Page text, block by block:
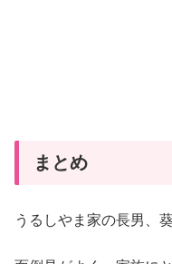
まとめ
うるしやま家の長男、